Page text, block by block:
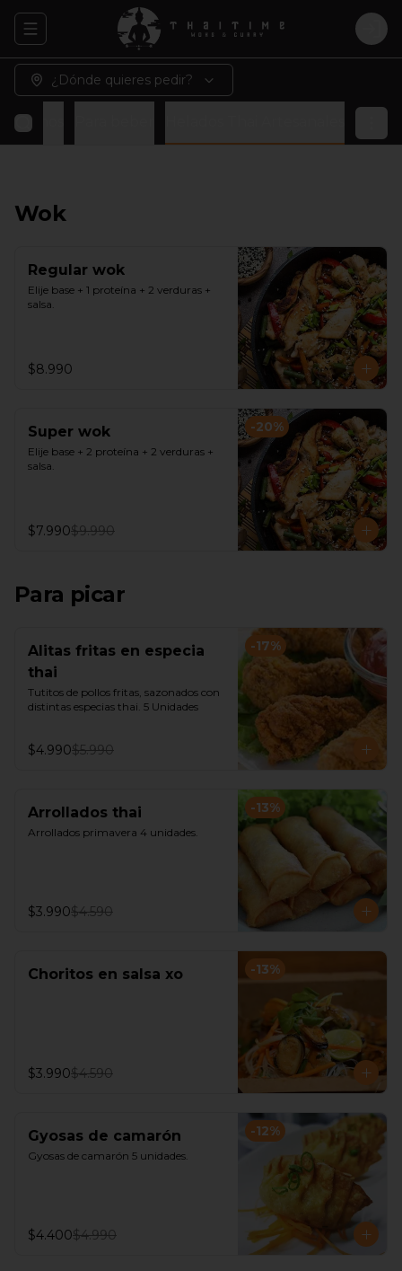
Abrir menu de navegación
¿Dónde quieres pedir?
Wok
Regular wok
Elije base + 1 proteína + 2 verduras +
salsa.
$8.990
-20%
Super wok
Elije base + 2 proteína + 2 verduras +
salsa.
$7.990$9.990
Para picar
-17%
Alitas fritas en especia
thai
Tutitos de pollos fritas, sazonados con
distintas especias thai. 5 Unidades
$4.990$5.990
-13%
Arrollados thai
Arrollados primavera 4 unidades.
$3.990$4.590
-13%
Choritos en salsa xo
$3.990$4.590
-12%
Gyosas de camarón
Gyosas de camarón 5 unidades.
$4.400$4.990